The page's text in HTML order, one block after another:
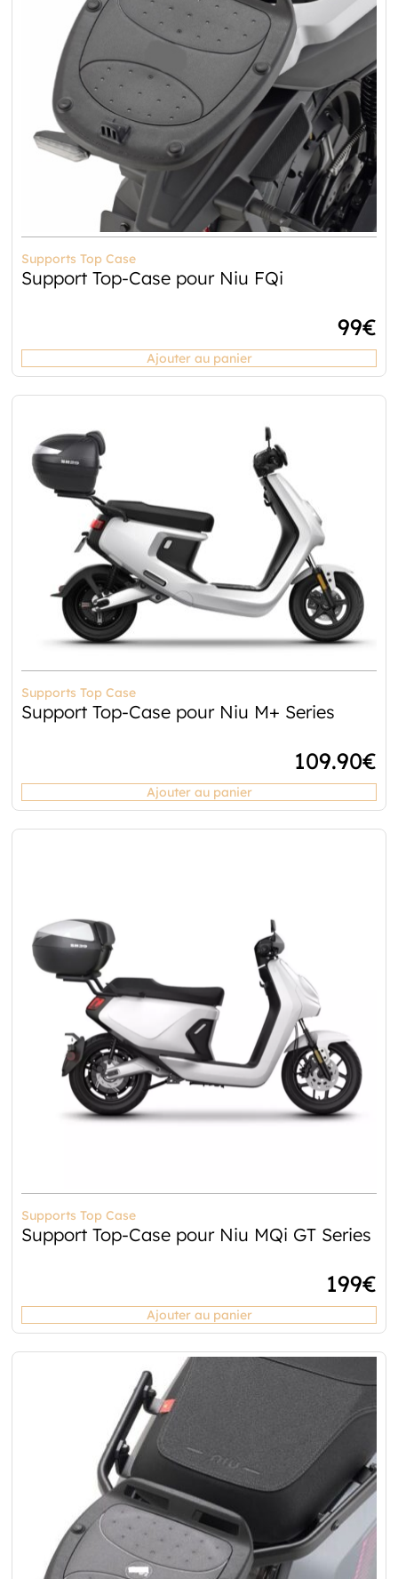
Supports Top Case
Support Top-Case pour Niu FQi
99€
Ajouter au panier
Supports Top Case
Support Top-Case pour Niu M+ Series
109.90€
Ajouter au panier
Supports Top Case
Support Top-Case pour Niu MQi GT Series
199€
Ajouter au panier